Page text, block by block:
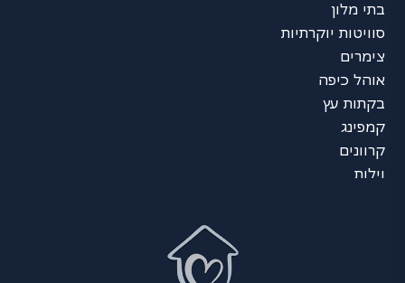
דרום - ים המלח
נגב
ערבה
אילת
כל הצפון
מרכז הכל
דרום הכל
בתי מלון
סוויטות יוקרתיות
צימרים
אוהל כיפה
בקתות עץ
קמפינג
קרוונים
וילות